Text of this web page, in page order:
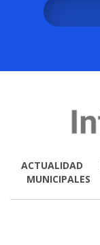
ACTUALIDAD
MUNICIPALES